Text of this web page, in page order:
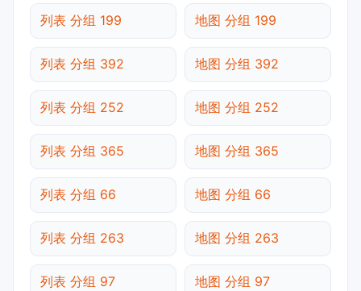
列表 分组 199 地图 分组 199
列表 分组 392 地图 分组 392
列表 分组 252 地图 分组 252
列表 分组 365 地图 分组 365
列表 分组 66 地图 分组 66
列表 分组 263 地图 分组 263
列表 分组 97 地图 分组 97